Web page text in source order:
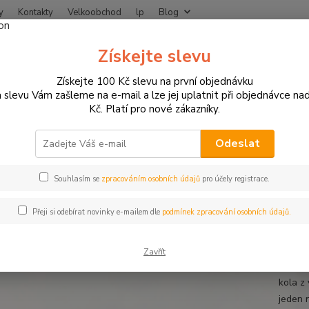
Kontakty Velkoobchod lp Blog
Hledat
Motodoplňky a příslušenství Proužky na ráfky Bílé proužky na ráfek
proužky na ráfek motocyklu
kola z
jeden
Získejte slevu
Získejte 100 Kč slevu na první objednávku
slevu Vám zašleme na e-mail a lze jej uplatnit při objednávce
Kč. Platí pro nové zákazníky.
Odeslat
Souhlasím se zpracováním osobních údajů pro účely registrace.
Přeji si odebírat novinky e-mailem dle podmínek zpracování osobních údajů.
Zavřít